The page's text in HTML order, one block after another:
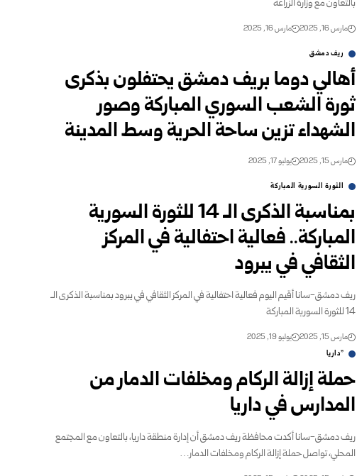
بالتعاون مع وزارة الزراعة
مارس 16, 2025 مارس 16, 2025
ريف دمشق
أهالي دوما بريف دمشق يحتفلون بذكرى
ثورة الشعب السوري المباركة وصور
الشهداء تزين ساحة الحرية وسط المدينة
مارس 15, 2025 يوليو 17, 2025
الثورة السورية المباركة
بمناسبة الذكرى الـ 14 للثورة السورية
المباركة.. فعالية احتفالية في المركز
‏الثقافي في يبرود
ريف دمشق-سانا أقيم اليوم فعالية احتفالية في المركز الثقافي في يبرود بمناسبة الذكرى الـ
14 ‏للثورة السورية المباركة
مارس 15, 2025 يوليو 19, 2025
"داريا
حملة إزالة الركام ومخلفات الدمار من
المدارس في داريا
ريف دمشق-سانا أكدت محافظة ريف دمشق أن إدارة منطقة داريا، بالتعاون مع المجتمع
المحلي، تواصل حملة إزالة الركام ومخلفات الدمار…